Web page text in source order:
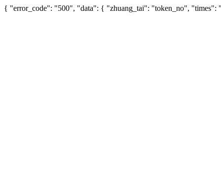
{ "error_code": "500", "data": { "zhuang_tai": "token_no", "times":